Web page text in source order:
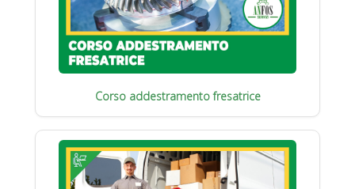
Corso addestramento fresatrice